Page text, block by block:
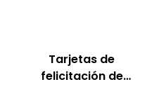
Tarjetas de
felicitación de